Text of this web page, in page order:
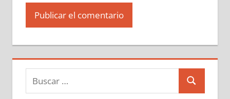
Buscar